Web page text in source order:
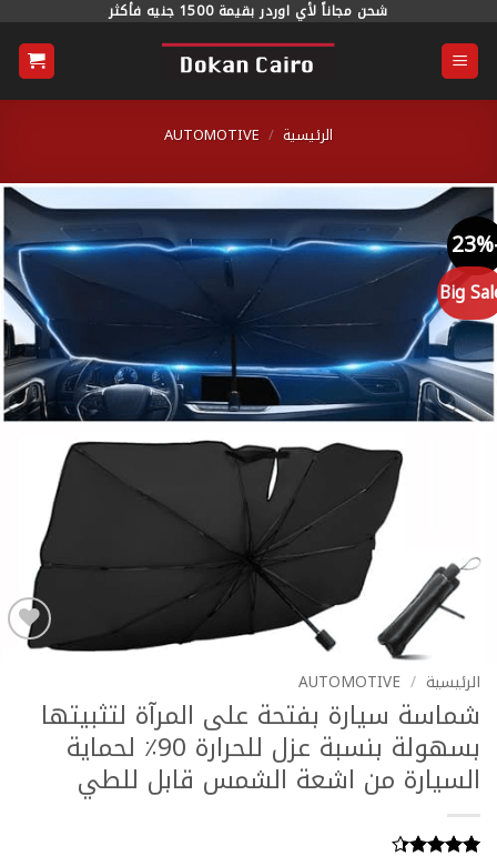
شحن مجاناً لأي اوردر بقيمة 1500 جنيه فأكثر
الرئيسية /
AUTOMOTIVE
Big
Add to
الرئيسية AUTOMOTIVE
شماسة سيارة بفتحة على المرآة لتثبيتها
بسهولة بنسبة عزل للحرارة 90٪ لحماية
السيارة من اشعة الشمس قابل للطي